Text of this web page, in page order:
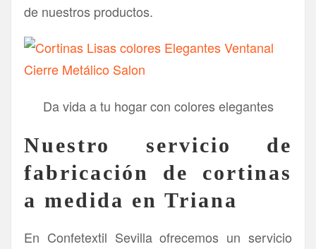
de nuestros productos.
Da vida a tu hogar con colores elegantes
Nuestro servicio de
fabricación de cortinas
a medida en Triana
En Confetextil Sevilla ofrecemos un servicio